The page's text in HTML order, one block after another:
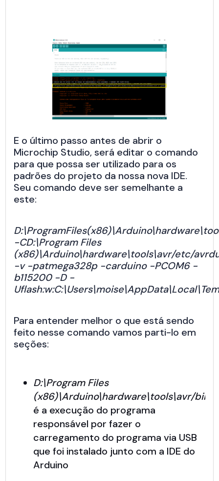
E o último passo antes de abrir o
Microchip Studio, será editar o comando
para que possa ser utilizado para os
padrões do projeto da nossa nova IDE.
Seu comando deve ser semelhante a
este:
-CD:\Program Files
(x86)\Arduino\hardware\tools\avr/etc/
-v -patmega328p -carduino -PCOM6 -
b115200 -D -
Para entender melhor o que está sendo
feito nesse comando vamos parti-lo em
seções:
D:\Program Files
(x86)\Arduino\hardware\tools\avr/bin/
é a execução do programa
responsável por fazer o
carregamento do programa via USB
que foi instalado junto com a IDE do
Arduino